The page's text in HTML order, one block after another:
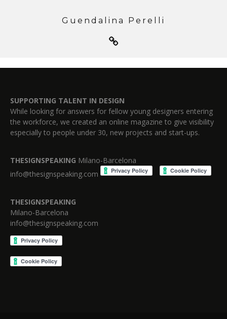
Guendalina Perelli
SUPPORTING TALENT IN DESIGN
While looking for answers for fellow young designers entering
the workforce, we created an online magazine to give visibility
especially to people under 30, new projects and start-ups.
THESIGNSPEAKING Milano-Barcelona
info@thesignspeaking.com
THESIGNSPEAKING
Milano-Barcelona
info@thesignspeaking.com